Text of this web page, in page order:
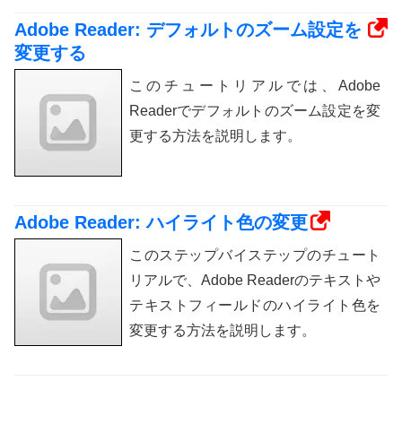
Adobe Reader: デフォルトのズーム設定を
変更する
このチュートリアルでは、Adobe
Readerでデフォルトのズーム設定を変
更する方法を説明します。
Adobe Reader: ハイライト色の変更
このステップバイステップのチュート
リアルで、Adobe Readerのテキストや
テキストフィールドのハイライト色を
変更する方法を説明します。